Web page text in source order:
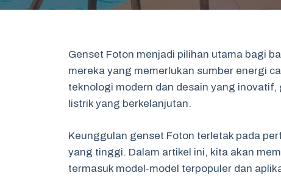
Genset Foton menjadi pilihan utama bagi
mereka yang memerlukan sumber energi
teknologi modern dan desain yang
listrik yang berkelanjutan.
Keunggulan genset Foton terletak pada
yang tinggi. Dalam artikel ini, kita akan
termasuk model-model terpopuler dan